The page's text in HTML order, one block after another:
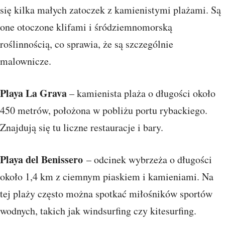
się kilka małych zatoczek z kamienistymi plażami. Są
one otoczone klifami i śródziemnomorską
roślinnością, co sprawia, że są szczególnie
malownicze.
Playa La Grava– kamienista plaża o długości około
450 metrów, położona w pobliżu portu rybackiego.
Znajdują się tu liczne restauracje i bary.
Playa del Benissero – odcinek wybrzeża o długości
około 1,4 km z ciemnym piaskiem i kamieniami. Na
tej plaży często można spotkać miłośników sportów
wodnych, takich jak windsurfing czy kitesurfing.